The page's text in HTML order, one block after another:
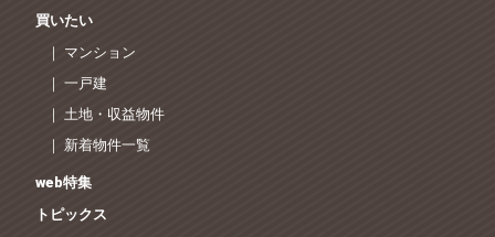
買いたい
｜ マンション
｜ 一戸建
｜ 土地・収益物件
｜ 新着物件一覧
web特集
トピックス